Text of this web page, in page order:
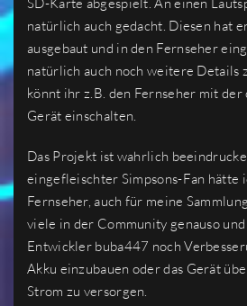
natürlich auch gedacht. Diesen hat
ausgebaut und in den Fernseher
natürlich auch noch weitere Details
könnt ihr z.B. den Fernseher mit der
Gerät einschalten.
Das Projekt ist wahrlich
eingefleischter Simpsons-Fan hätte
Fernseher, auch für meine
viele in der Community genauso
Entwickler buba447 noch
Akku einzubauen oder das Gerät
Strom zu versorgen.